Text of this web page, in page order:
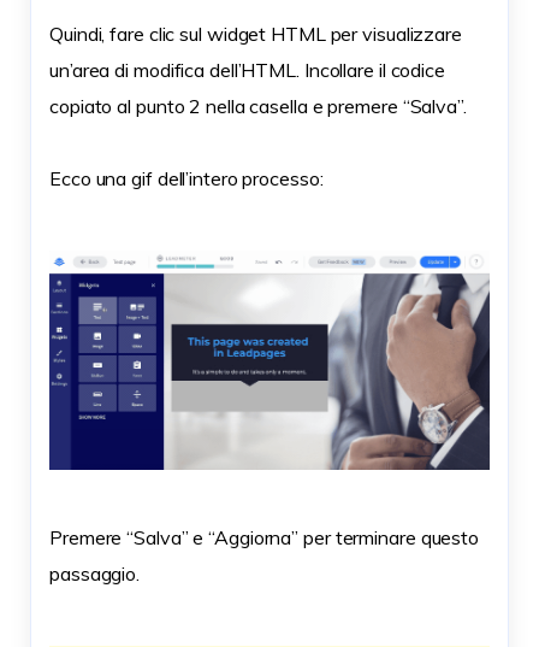
Quindi, fare clic sul widget HTML per visualizzare
un’area di modifica dell’HTML. Incollare il codice
copiato al punto 2 nella casella e premere “Salva”.
Ecco una gif dell’intero processo:
Premere “Salva” e “Aggiorna” per terminare questo
passaggio.